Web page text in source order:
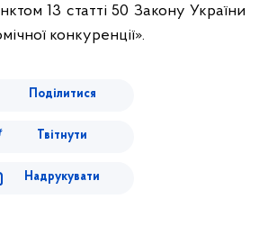
13 статті 50 Закону України
конкуренції».
Поділитися
Твітнути
Надрукувати